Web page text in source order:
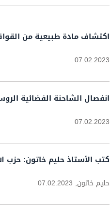
اكتشاف مادة طبيعية من
07.02.2023
انفصال الشاحنة الفضائية
07.02.2023
كتب الأستاذ حليم خاتون: حزب
حليم خاتون, 07.02.2023